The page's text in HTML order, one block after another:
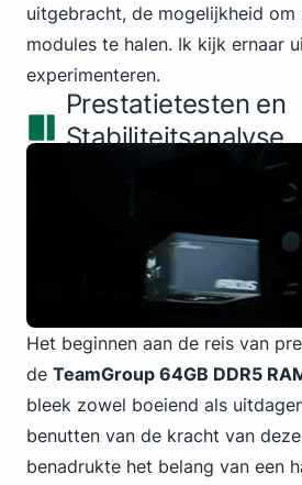
uitgebracht, de mogelijkheid
modules te halen. Ik kijk ernaar
experimenteren.
Prestatietesten en
Stabiliteitsanalyse
Het beginnen aan de reis van
de TeamGroup 64GB DDR5
bleek zowel boeiend als
benutten van de kracht van
benadrukte het belang van een